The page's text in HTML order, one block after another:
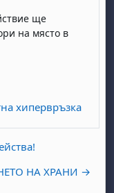
ще
на място в
хипервръзка
НА ХРАНИ →